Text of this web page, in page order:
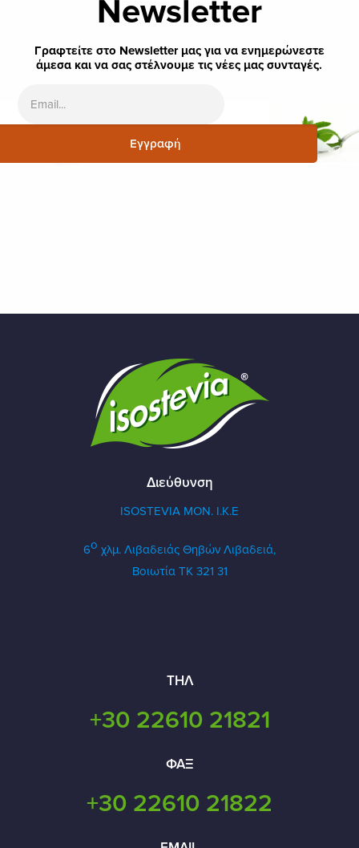
Newsletter
Γραφτείτε στο Newsletter μας για να ενημερώνεστε
άμεσα και να σας στέλνουμε τις νέες μας συνταγές.
Διεύθυνση
ISOSTEVIA MON. Ι.Κ.Ε
6ο χλμ. Λιβαδειάς Θηβών Λιβαδειά,
Βοιωτία ΤΚ 321 31
ΤΗΛ
+30 22610 21821
ΦΑΞ
+30 22610 21822